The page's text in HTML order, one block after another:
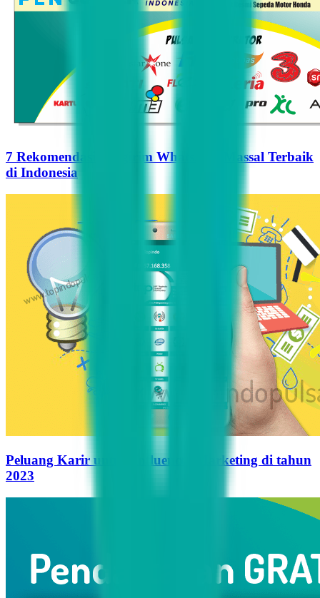
7 Rekomendasi Pengirim WhatsApp Massal Terbaik
di Indonesia
Peluang Karir untuk Influencer Marketing di tahun
2023